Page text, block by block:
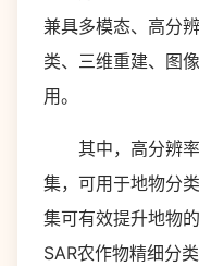
兼具多模态、高分
类、三维重建、图
用。
其中，高分辨率
集，可用于地物分
集可有效提升地物
SAR农作物精细分